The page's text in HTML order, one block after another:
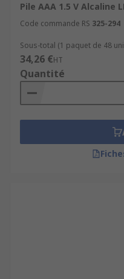
Pile AAA 1.5 V Alcaline
Code commande RS 325-294
Sous-total (1 paquet de 48
34,26 €HT
Quantité